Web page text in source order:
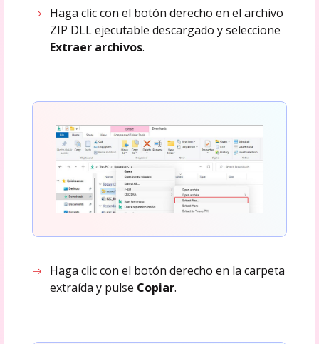
Haga clic con el botón derecho en el archivo
ZIP DLL ejecutable descargado y seleccione
Extraer archivos.
Haga clic con el botón derecho en la carpeta
extraída y pulse Copiar.